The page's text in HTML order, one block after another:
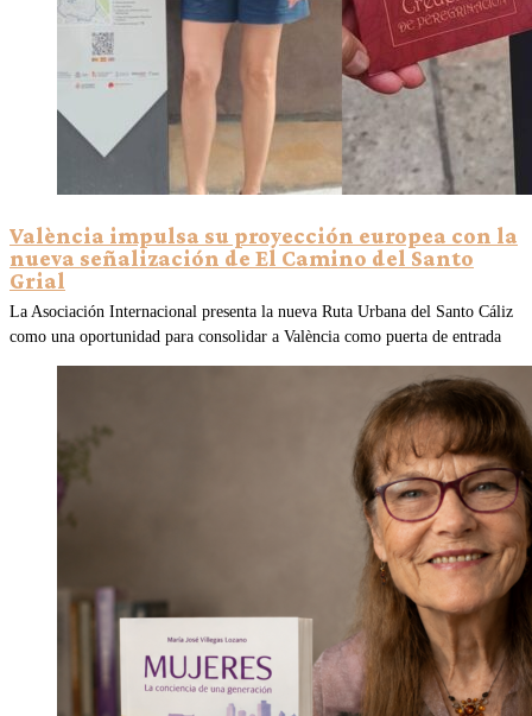
València impulsa su proyección europea con la
nueva señalización de El Camino del Santo
Grial
La Asociación Internacional presenta la nueva Ruta Urbana del Santo Cáliz
como una oportunidad para consolidar a València como puerta de entrada